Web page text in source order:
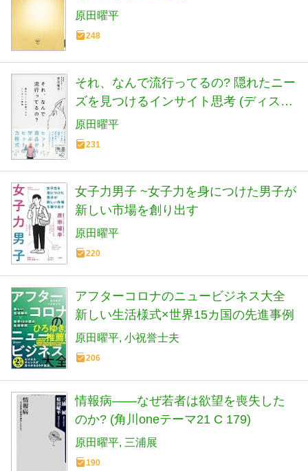
原田曜平
248
それ、なんで流行ってるの? 隠れたニー
ズを見つけるインサイト思考 (ディスカ
ヴァー携書)
原田曜平
231
女子力男子 ~女子力を身につけた男子が
新しい市場を創り出す
原田曜平
220
アフターコロナのニュービジネス大全
新しい生活様式×世界15カ国の先進事例
原田曜平 小祝誉士夫
206
情報病――なぜ若者は欲望を喪失した
のか? (角川oneテーマ21 C 179)
原田曜平 三浦展
190